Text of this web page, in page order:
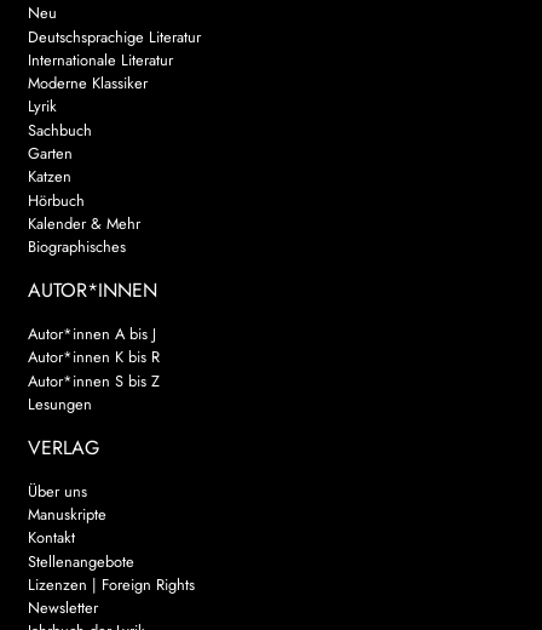
Neu
Deutschsprachige Literatur
Internationale Literatur
Moderne Klassiker
Lyrik
Sachbuch
Garten
Katzen
Hörbuch
Kalender & Mehr
Biographisches
AUTOR*INNEN
Autor*innen A bis J
Autor*innen K bis R
Autor*innen S bis Z
Lesungen
VERLAG
Über uns
Manuskripte
Kontakt
Stellenangebote
Lizenzen | Foreign Rights
Newsletter